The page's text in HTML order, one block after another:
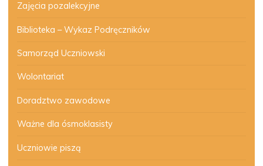
Zajęcia pozalekcyjne
Biblioteka – Wykaz Podręczników
Samorząd Uczniowski
Wolontariat
Doradztwo zawodowe
Ważne dla ósmoklasisty
Uczniowie piszą